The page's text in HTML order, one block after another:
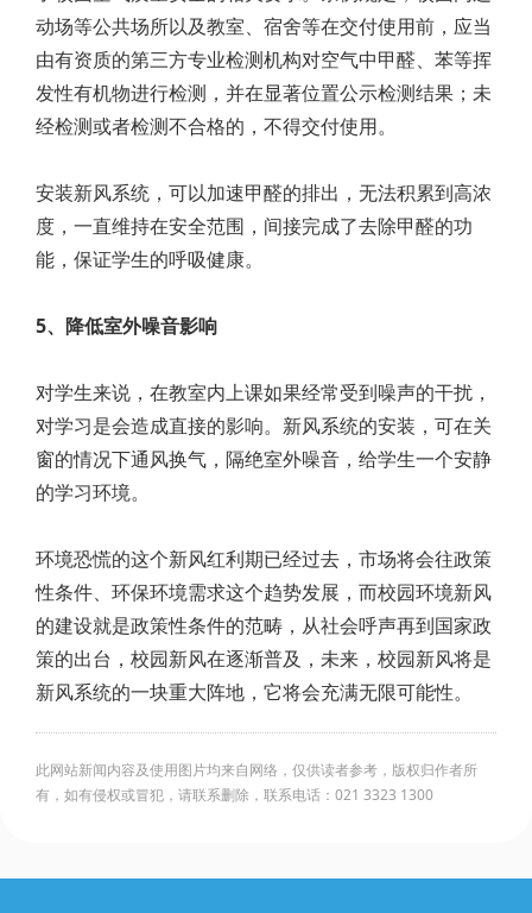
动场等公共场所以及教室、宿舍等在交付使用前，应当
由有资质的第三方专业检测机构对空气中甲醛、苯等挥
发性有机物进行检测，并在显著位置公示检测结果；未
经检测或者检测不合格的，不得交付使用。
安装新风系统，可以加速甲醛的排出，无法积累到高浓
度，一直维持在安全范围，间接完成了去除甲醛的功
能，保证学生的呼吸健康。
5、降低室外噪音影响
对学生来说，在教室内上课如果经常受到噪声的干扰，
对学习是会造成直接的影响。新风系统的安装，可在关
窗的情况下通风换气，隔绝室外噪音，给学生一个安静
的学习环境。
环境恐慌的这个新风红利期已经过去，市场将会往政策
性条件、环保环境需求这个趋势发展，而校园环境新风
的建设就是政策性条件的范畴，从社会呼声再到国家政
策的出台，校园新风在逐渐普及，未来，校园新风将是
新风系统的一块重大阵地，它将会充满无限可能性。
此网站新闻内容及使用图片均来自网络，仅供读者参考，版权归作者所
有，如有侵权或冒犯，请联系删除，联系电话：021 3323 1300